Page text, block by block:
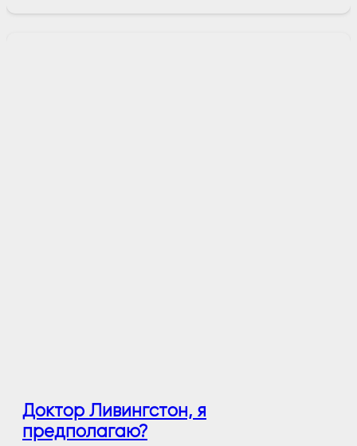
Доктор Ливингстон, я
предполагаю?